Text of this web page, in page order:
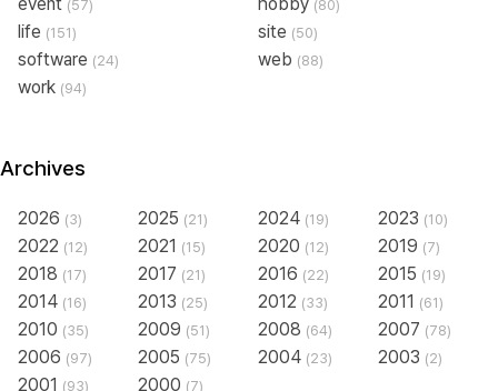
(57) (80)
life (151) site (50)
software (24) web (88)
work (94)
Archives
2026 (3) 2025 (21) 2024 (19) 2023 (10)
2022 (12) 2021 (15) 2020 (12) 2019 (7)
2018 (17) 2017 (21) 2016 (22) 2015 (19)
2014 (16) 2013 (25) 2012 (33) 2011 (61)
2010 (35) 2009 (51) 2008 (64) 2007 (78)
2006 (97) 2005 (75) 2004 (23) 2003 (2)
2001 (93) 2000 (7)